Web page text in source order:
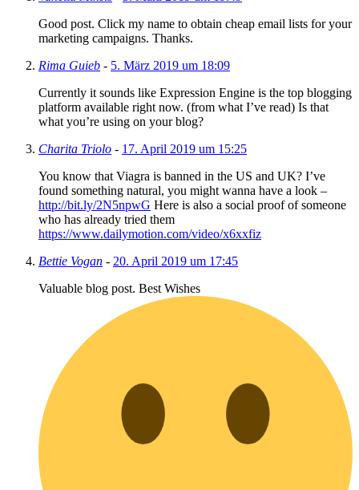
Good post. Click my name to obtain cheap email lists for your
marketing campaigns. Thanks.
Rima Guieb - 5. März 2019 um 18:09
Currently it sounds like Expression Engine is the top blogging
platform available right now. (from what I’ve read) Is that
what you’re using on your blog?
Charita Triolo - 17. April 2019 um 15:25
You know that Viagra is banned in the US and UK? I’ve
found something natural, you might wanna have a look –
http://bit.ly/2N5npwG Here is also a social proof of someone
who has already tried them
https://www.dailymotion.com/video/x6xxfiz
Bettie Vogan - 20. April 2019 um 17:45
Valuable blog post. Best Wishes